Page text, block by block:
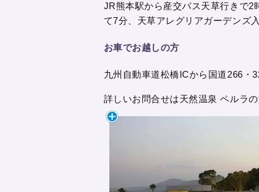
JR熊本駅から産交バス天草行きで2
て7分、天草アレグリアガーデンズ
お車でお越しの方
九州自動車道松橋ICから国道266・
詳しいお問合せは天然温泉 ペルラ